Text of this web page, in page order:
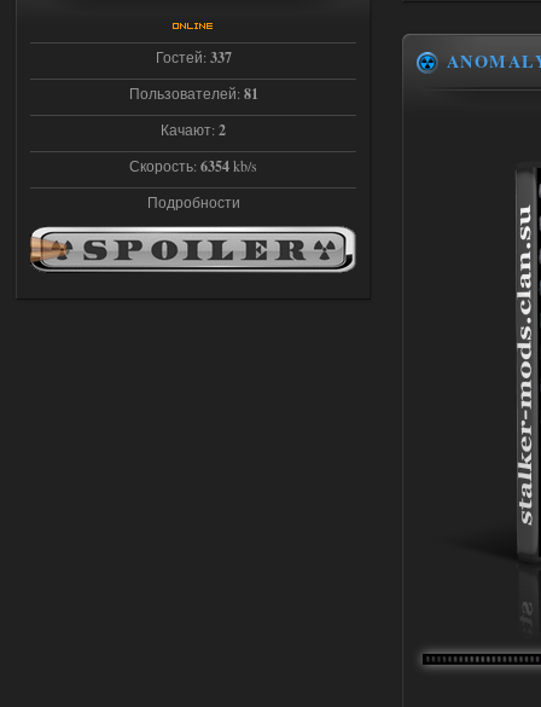
Ответить ➤
03.08.2026
Объединенный Пак 2 + OGSR +
STCoP WP 3.4
andreyforest1993
Здравствуйте, почему не
Анимаций открытия рюкзака и
использования предметов как в
трелере?
Ответить ➤
03.08.2026
Гостей: 337
Пользователей: 81
Качают: 2
Скорость: 6354kb/s
Подробности